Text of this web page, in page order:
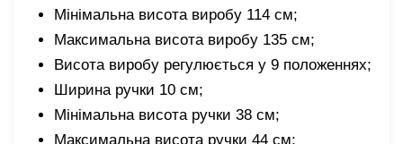
Мінімальна висота виробу 114 см;
Максимальна висота виробу 135 см;
Висота виробу регулюється у 9 положеннях;
Ширина ручки 10 см;
Мінімальна висота ручки 38 см;
Максимальна висота ручки 44 см;